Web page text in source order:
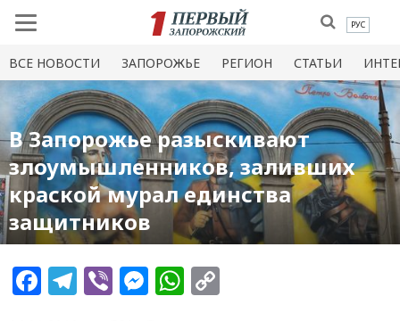
РУС
ВСЕ НОВОСТИ ЗАПОРОЖЬЕ РЕГИОН СТАТЬИ
В Запорожье разыскивают
злоумышленников, заливших
краской мурал единства
защитников
Facebook
Telegram
ViberMessenger
WhatsApp